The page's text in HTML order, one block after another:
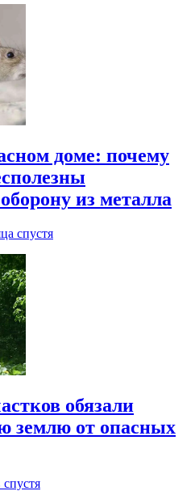
доме: почему
из металла
спустя
обязали
землю от опасных
спустя